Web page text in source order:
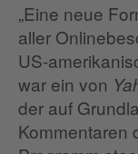
„Eine neue
aller
US-
war ein von
der auf
Kommentaren